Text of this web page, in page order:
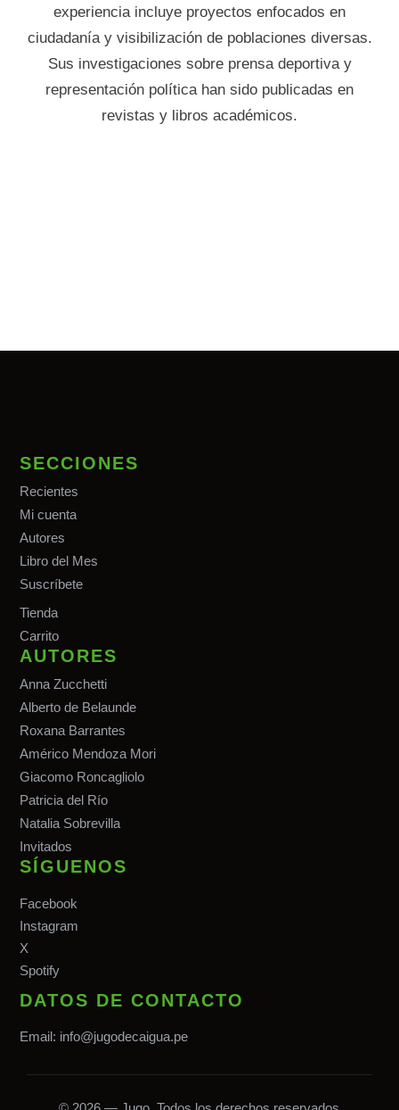
experiencia incluye proyectos enfocados en
ciudadanía y visibilización de poblaciones diversas.
Sus investigaciones sobre prensa deportiva y
representación política han sido publicadas en
revistas y libros académicos.
SECCIONES
Recientes
Mi cuenta
Autores
Libro del Mes
Suscríbete
Tienda
Carrito
AUTORES
Anna Zucchetti
Alberto de Belaunde
Roxana Barrantes
Américo Mendoza Mori
Giacomo Roncagliolo
Patricia del Río
Natalia Sobrevilla
Invitados
SÍGUENOS
Facebook
Instagram
X
Spotify
DATOS DE CONTACTO
Email: info@jugodecaigua.pe